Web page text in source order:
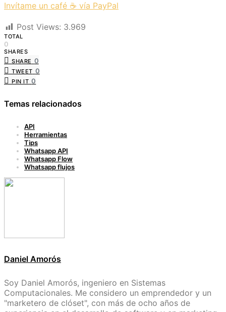
Invítame un café ☕ vía PayPal
Post Views: 3.969
TOTAL
0
SHARES
SHARE 0
TWEET 0
PIN IT 0
Temas relacionados
API
Herramientas
Tips
Whatsapp API
Whatsapp Flow
Whatsapp flujos
Daniel Amorós
Soy Daniel Amorós, ingeniero en Sistemas
Computacionales. Me considero un emprendedor y un
"marketero de clóset", con más de ocho años de